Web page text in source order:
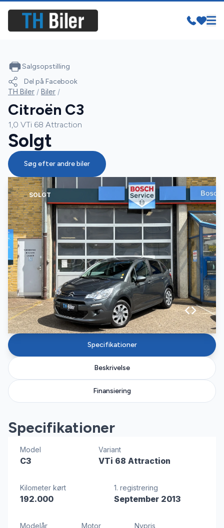
SOLGT
Specifikationer
Beskrivelse
Finansiering
Specifikationer
Model
C3
Variant
VTi 68 Attraction
Kilometer kørt
192.000
1. registrering
September 2013
Modelår Motor Nypris
Salgsopstilling
Del på Facebook
TH Biler / Biler /
Citroën C3
1,0 VTi 68 Attraction
Solgt
Søg efter andre biler